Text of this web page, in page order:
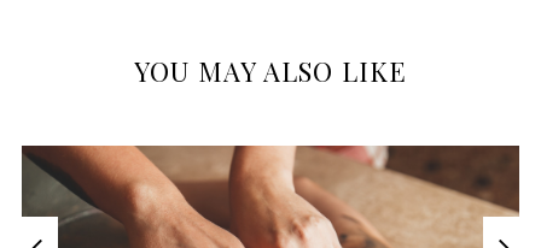
YOU MAY ALSO LIKE